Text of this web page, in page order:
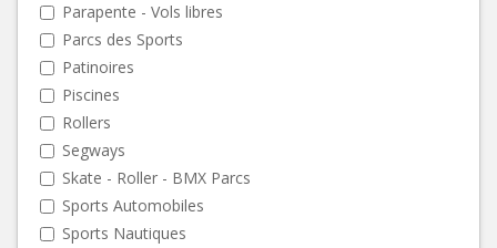
Parapente - Vols libres
Parcs des Sports
Patinoires
Piscines
Rollers
Segways
Skate - Roller - BMX Parcs
Sports Automobiles
Sports Nautiques